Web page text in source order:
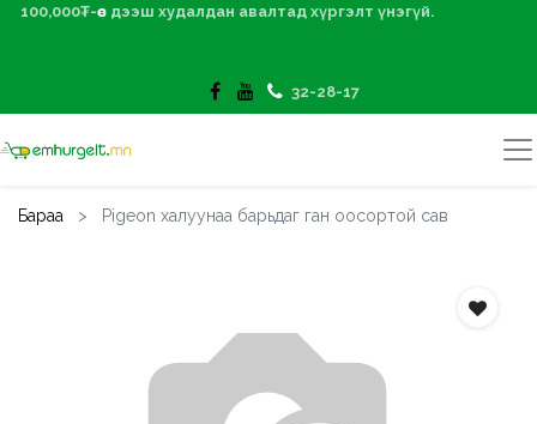
100,000₮-өөс дээш худалдан авалтад хүргэлт үнэгүй.
32-28-17
Бараа Pigeon халуунаа барьдаг ган оосортой сав